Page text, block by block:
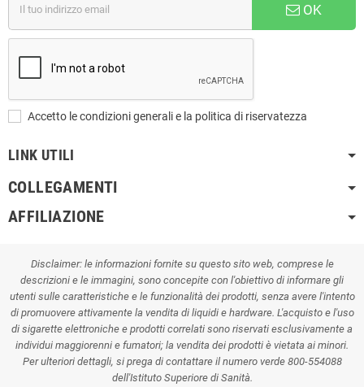
OK
Accetto le condizioni generali e la politica di riservatezza
LINK UTILI
COLLEGAMENTI
AFFILIAZIONE
Disclaimer: le informazioni fornite su questo sito web, comprese le
descrizioni e le immagini, sono concepite con l'obiettivo di informare gli
utenti sulle caratteristiche e le funzionalità dei prodotti, senza avere l'intento
di promuovere attivamente la vendita di liquidi e hardware. L'acquisto e l'uso
di sigarette elettroniche e prodotti correlati sono riservati esclusivamente a
individui maggiorenni e fumatori; la vendita dei prodotti è vietata ai minori.
Per ulteriori dettagli, si prega di contattare il numero verde 800-554088
dell'Istituto Superiore di Sanità.